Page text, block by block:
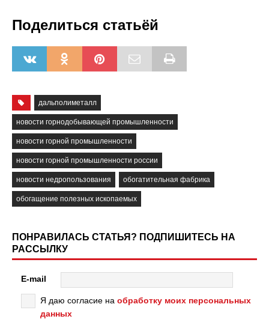
Поделиться статьёй
дальполиметалл
новости горнодобывающей промышленности
новости горной промышленности
новости горной промышленности россии
новости недропользования обогатительная фабрика
обогащение полезных ископаемых
ПОНРАВИЛАСЬ СТАТЬЯ? ПОДПИШИТЕСЬ НА
РАССЫЛКУ
E-mail
Я даю согласие на обработку моих персональных
данных